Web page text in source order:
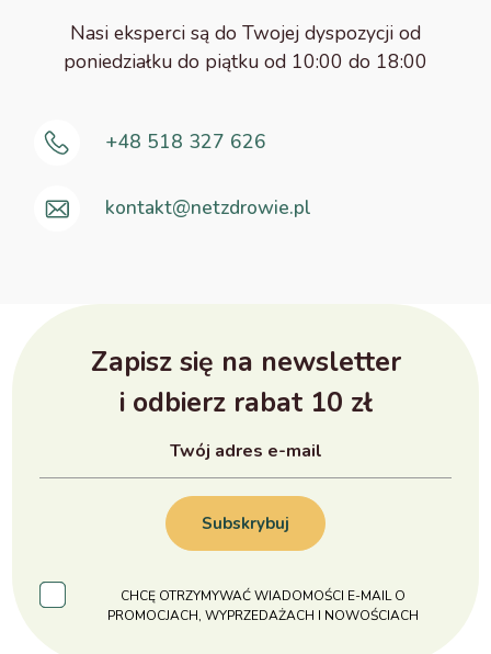
Nasi eksperci są do Twojej dyspozycji od
poniedziałku do piątku od 10:00 do 18:00
+48 518 327 626
kontakt@netzdrowie.pl
Zapisz się na newsletter
i odbierz rabat 10 zł
Subskrybuj
CHCĘ OTRZYMYWAĆ WIADOMOŚCI E-MAIL O
PROMOCJACH, WYPRZEDAŻACH I NOWOŚCIACH